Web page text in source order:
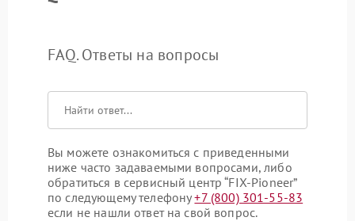
FAQ. Ответы на вопросы
Вы можете ознакомиться с приведенными
ниже часто задаваемыми вопросами, либо
обратиться в сервисный центр “FIX-Pioneer”
по следующему телефону+7 (800) 301-55-83
если не нашли ответ на свой вопрос.